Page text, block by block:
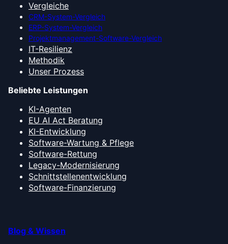
Vergleiche
CRM-System-Vergleich
ERP-System-Vergleich
Projektmanagement-Software-Vergleich
IT-Resilienz
Methodik
Unser Prozess
Beliebte Leistungen
KI-Agenten
EU AI Act Beratung
KI-Entwicklung
Software-Wartung & Pflege
Software-Rettung
Legacy-Modernisierung
Schnittstellenentwicklung
Software-Finanzierung
Blog & Wissen